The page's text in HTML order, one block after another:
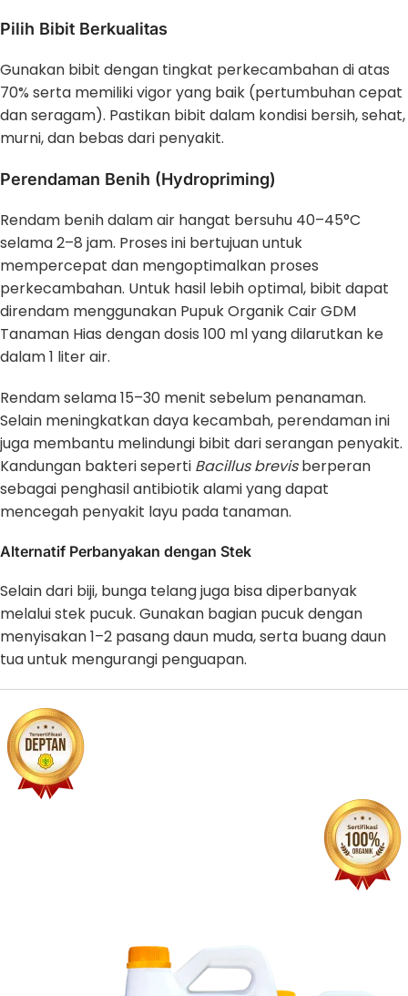
Pilih Bibit Berkualitas
Gunakan bibit dengan tingkat perkecambahan di atas
70% serta memiliki vigor yang baik (pertumbuhan cepat
dan seragam). Pastikan bibit dalam kondisi bersih, sehat,
murni, dan bebas dari penyakit.
Perendaman Benih (Hydropriming)
Rendam benih dalam air hangat bersuhu 40–45°C
selama 2–8 jam. Proses ini bertujuan untuk
mempercepat dan mengoptimalkan proses
perkecambahan. Untuk hasil lebih optimal, bibit dapat
direndam menggunakan Pupuk Organik Cair GDM
Tanaman Hias dengan dosis 100 ml yang dilarutkan ke
dalam 1 liter air.
Rendam selama 15–30 menit sebelum penanaman.
Selain meningkatkan daya kecambah, perendaman ini
juga membantu melindungi bibit dari serangan penyakit.
Kandungan bakteri seperti Bacillus brevisberperan
sebagai penghasil antibiotik alami yang dapat
mencegah penyakit layu pada tanaman.
Alternatif Perbanyakan dengan Stek
Selain dari biji, bunga telang juga bisa diperbanyak
melalui stek pucuk. Gunakan bagian pucuk dengan
menyisakan 1–2 pasang daun muda, serta buang daun
tua untuk mengurangi penguapan.